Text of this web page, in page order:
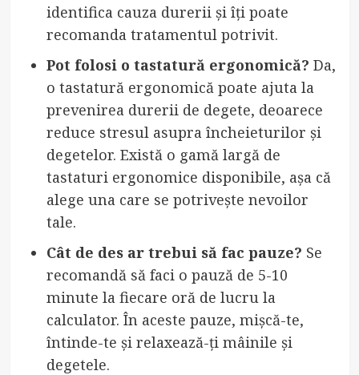
identifica cauza durerii și îți poate
recomanda tratamentul potrivit.
Pot folosi o tastatură ergonomică? Da,
o tastatură ergonomică poate ajuta la
prevenirea durerii de degete, deoarece
reduce stresul asupra încheieturilor și
degetelor. Există o gamă largă de
tastaturi ergonomice disponibile, așa că
alege una care se potrivește nevoilor
tale.
Cât de des ar trebui să fac pauze? Se
recomandă să faci o pauză de 5-10
minute la fiecare oră de lucru la
calculator. În aceste pauze, mișcă-te,
întinde-te și relaxează-ți mâinile și
degetele.